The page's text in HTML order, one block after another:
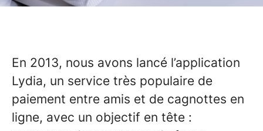
En 2013, nous avons lancé l’application
Lydia, un service très populaire de
paiement entre amis et de cagnottes en
ligne, avec un objectif en tête :